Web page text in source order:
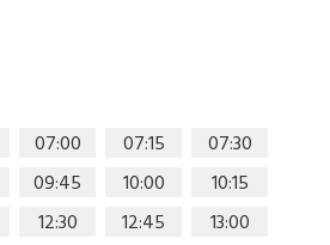
07:00 07:15
07:30
09:45 10:00
10:15
12:30 12:45
13:00